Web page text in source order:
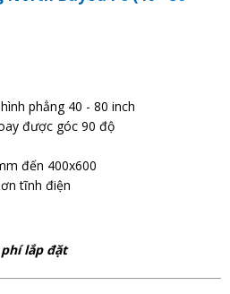
phẳng 40 - 80 inch
được góc 90 độ
đến 400x600
tĩnh điện
lắp đặt